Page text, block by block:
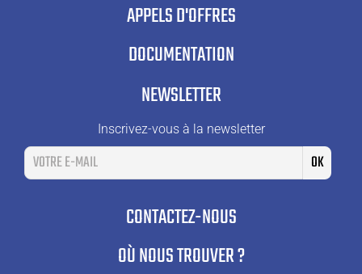
APPELS D'OFFRES
DOCUMENTATION
NEWSLETTER
Inscrivez-vous à la newsletter
CONTACTEZ-NOUS
OÙ NOUS TROUVER ?